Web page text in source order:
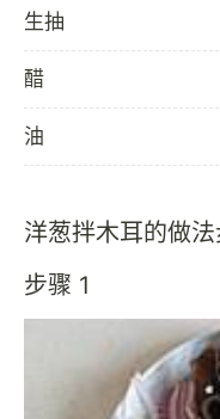
生抽
醋
油
洋葱拌木耳的做
步骤 1